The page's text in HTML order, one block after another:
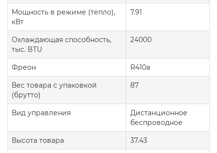
Мощность в режиме (тепло),
кВт
7.91
Охлаждающая способность,
тыс. BTU
24000
Фреон R410a
Вес товара с упаковкой
(брутто)
87
Вид управления
Дистанционное
беспроводное
Высота товара 37.43